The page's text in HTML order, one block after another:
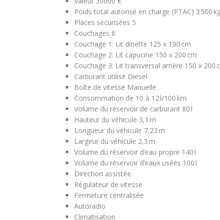
Poids total autorisé en charge (PTAC) 3 500
Places sécurisées 5
Couchages 6
Couchage 1: Lit dinette 125 x 190 cm
Couchage 2: Lit capucine 150 x 200 cm
Couchage 3: Lit transversal arrière 150 x 200
Carburant utilisé Diesel
Boîte de vitesse Manuelle
Consommation de 10 à 12 l/100 km
Volume du réservoir de carburant 80 l
Hauteur du véhicule 3,1 m
Longueur du véhicule 7,23 m
Largeur du véhicule 2,3 m
Volume du réservoir d’eau propre 140 l
Volume du réservoir d’eaux usées 100 l
Direction assistée
Régulateur de vitesse
Fermeture centralisée
Autoradio
Climatisation